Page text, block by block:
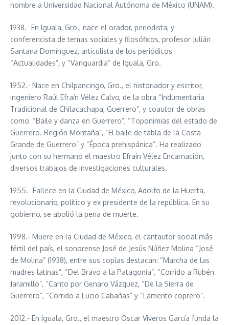
nombre a Universidad Nacional Autónoma de México (UNAM).
1938.- En Iguala, Gro., nace el orador, periodista, y
conferencista de temas sociales y filosóficos, profesor Julián
Santana Domínguez, articulista de los periódicos
“Actualidades”, y “Vanguardia” de Iguala, Gro.
1952.- Nace en Chilpancingo, Gro., el historiador y escritor,
ingeniero Raúl Efraín Vélez Calvo, de la obra “Indumentaria
Tradicional de Chilacachapa, Guerrero”, y coautor de obras
como: “Baile y danza en Guerrero”, “Toponimias del estado de
Guerrero. Región Montaña”, “El baile de tabla de la Costa
Grande de Guerrero” y “Época prehispánica”. Ha realizado
junto con su hermano el maestro Efraín Vélez Encarnación,
diversos trabajos de investigaciones culturales.
1955.- Fallece en la Ciudad de México, Adolfo de la Huerta,
revolucionario, político y ex presidente de la república. En su
gobierno, se abolió la pena de muerte.
1998.- Muere en la Ciudad de México, el cantautor social más
fértil del país, el sonorense José de Jesús Núñez Molina “José
de Molina” (1938), entre sus coplas destacan: “Marcha de las
madres latinas”, “Del Bravo a la Patagonia”, “Corrido a Rubén
Jaramillo”, “Canto por Genaro Vázquez, “De la Sierra de
Guerrero”, “Corrido a Lucio Cabañas” y “Lamento coprero”.
2012.- En Iguala, Gro., el maestro Oscar Viveros García funda la